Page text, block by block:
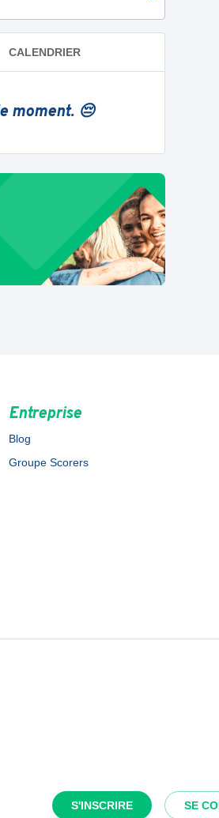
S'INSCRIRE SE
CALENDRIER
moment. 😔
Entreprise
Blog
Groupe Scorers